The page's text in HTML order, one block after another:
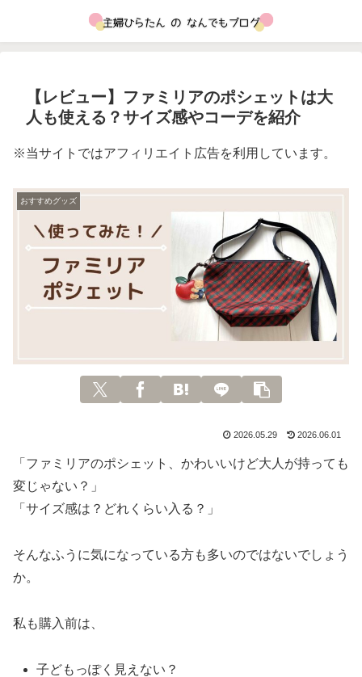
【レビュー】ファミリアのポシェットは大
人も使える？サイズ感やコーデを紹介
※当サイトではアフィリエイト広告を利用しています。
おすすめグッズ
2026.05.29 2026.06.01
「ファミリアのポシェット、かわいいけど大人が持っても
変じゃない？」
「サイズ感は？どれくらい入る？」
そんなふうに気になっている方も多いのではないでしょう
か。
私も購入前は、
子どもっぽく見えない？